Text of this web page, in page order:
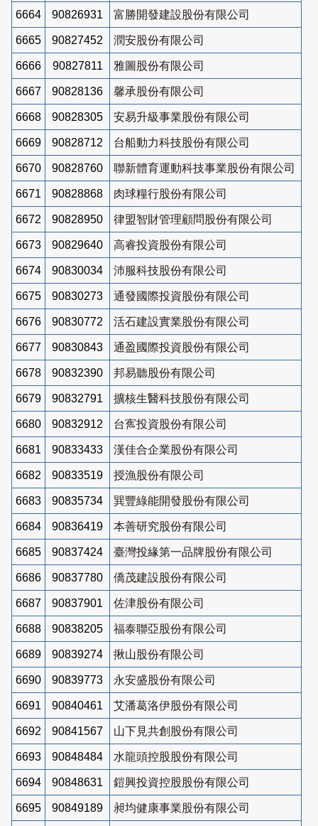
6664 90826931 富勝開發建設股份有限公司
6665 90827452 潤安股份有限公司
6666 90827811 雅圖股份有限公司
6667 90828136 馨承股份有限公司
6668 90828305 安易升級事業股份有限公司
6669 90828712 台船動力科技股份有限公司
6670 90828760 聯新體育運動科技事業股份有限公司
6671 90828868 肉球糧行股份有限公司
6672 90828950 律盟智財管理顧問股份有限公司
6673 90829640 高睿投資股份有限公司
6674 90830034 沛服科技股份有限公司
6675 90830273 通發國際投資股份有限公司
6676 90830772 活石建設實業股份有限公司
6677 90830843 通盈國際投資股份有限公司
6678 90832390 邦易聽股份有限公司
6679 90832791 擴核生醫科技股份有限公司
6680 90832912 台寯投資股份有限公司
6681 90833433 漢佳合企業股份有限公司
6682 90833519 授漁股份有限公司
6683 90835734 巽豐綠能開發股份有限公司
6684 90836419 本善研究股份有限公司
6685 90837424 臺灣投緣第一品牌股份有限公司
6686 90837780 僑茂建設股份有限公司
6687 90837901 佐津股份有限公司
6688 90838205 福泰聯亞股份有限公司
6689 90839274 揪山股份有限公司
6690 90839773 永安盛股份有限公司
6691 90840461 艾潘葛洛伊股份有限公司
6692 90841567 山下見共創股份有限公司
6693 90848484 水龍頭控股股份有限公司
6694 90848631 鎧興投資控股股份有限公司
6695 90849189 昶均健康事業股份有限公司